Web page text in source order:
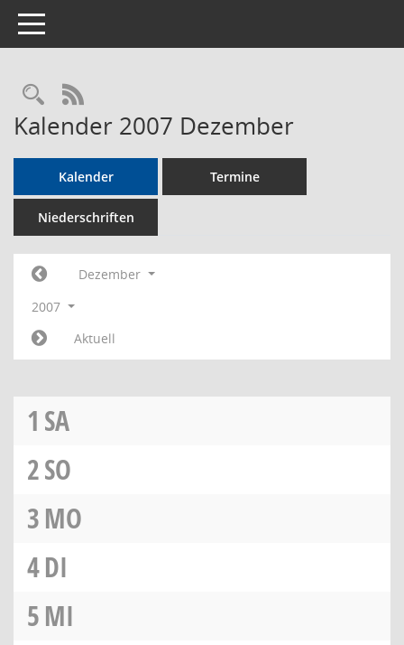
Toggle navigation
Rechercheauswahl
RSS-Feed
Kalender 2007 Dezember
Kalender Termine
Niederschriften
Dezember
2007
Aktuell
1 SA
2SO
3MO
4DI
5MI